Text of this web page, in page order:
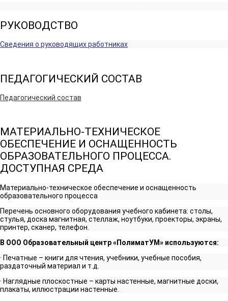
РУКОВОДСТВО
Сведения о руководящих работниках
ПЕДАГОГИЧЕСКИЙ СОСТАВ
Педагогический состав
МАТЕРИАЛЬНО-ТЕХНИЧЕСКОЕ
ОБЕСПЕЧЕНИЕ И ОСНАЩЕННОСТЬ
ОБРАЗОВАТЕЛЬНОГО ПРОЦЕССА.
ДОСТУПНАЯ СРЕДА
Материально-техническое обеспечение и оснащенность
образовательного процесса
Перечень основного оборудования учебного кабинета: столы,
стулья, доска магнитная, стеллаж, ноутбуки, проекторы, экраны,
принтер, сканер, телефон.
В ООО Образовательный центр «ПолиматУМ» используются:
· Печатные – книги для чтения, учебники, учебные пособия,
раздаточный материал и т.д.
· Наглядные плоскостные – карты настенные, магнитные доски,
плакаты, иллюстрации настенные.